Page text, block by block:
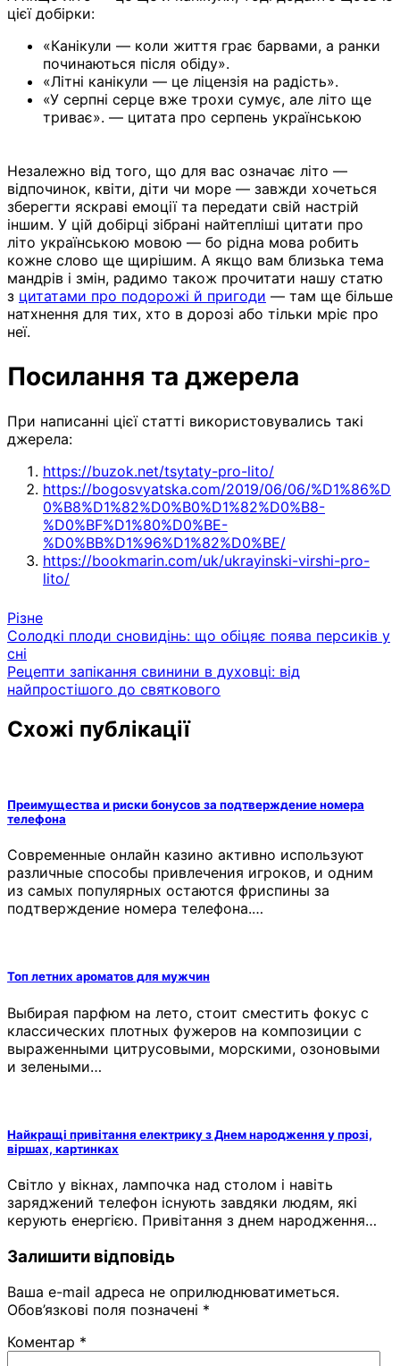
цієї добірки:
«Канікули — коли життя грає барвами, а ранки
починаються після обіду».
«Літні канікули — це ліцензія на радість».
«У серпні серце вже трохи сумує, але літо ще
триває». — цитата про серпень українською
Незалежно від того, що для вас означає літо —
відпочинок, квіти, діти чи море — завжди хочеться
зберегти яскраві емоції та передати свій настрій
іншим. У цій добірці зібрані найтепліші цитати про
літо українською мовою — бо рідна мова робить
кожне слово ще щирішим. А якщо вам близька тема
мандрів і змін, радимо також прочитати нашу статю
з цитатами про подорожі й пригоди — там ще більше
натхнення для тих, хто в дорозі або тільки мріє про
неї.
Посилання та джерела
При написанні цієї статті використовувались такі
джерела:
https://buzok.net/tsytaty-pro-lito/
https://bogosvyatska.com/2019/06/06/%D1%86%D
0%B8%D1%82%D0%B0%D1%82%D0%B8-
%D0%BF%D1%80%D0%BE-
%D0%BB%D1%96%D1%82%D0%BE/
https://bookmarin.com/uk/ukrayinski-virshi-pro-
lito/
Різне
Навігація
записів
Солодкі плоди сновидінь: що обіцяє поява персиків у
сні
Рецепти запікання свинини в духовці: від
найпростішого до святкового
Схожі публікації
Преимущества и риски бонусов за подтверждение номера
телефона
Современные онлайн казино активно используют
различные способы привлечения игроков, и одним
из самых популярных остаются фриспины за
подтверждение номера телефона.…
Топ летних ароматов для мужчин
Выбирая парфюм на лето, стоит сместить фокус с
классических плотных фужеров на композиции с
выраженными цитрусовыми, морскими, озоновыми
и зелеными…
Найкращі привітання електрику з Днем народження у прозі,
віршах, картинках
Світло у вікнах, лампочка над столом і навіть
заряджений телефон існують завдяки людям, які
керують енергією. Привітання з днем народження…
Залишити відповідь
Ваша e-mail адреса не оприлюднюватиметься.
Обов’язкові поля позначені *
Коментар *